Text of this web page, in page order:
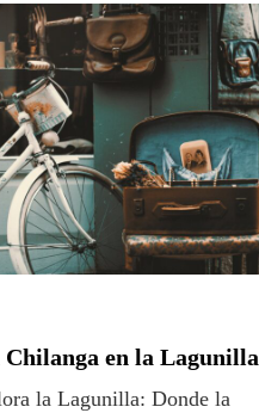
Chilanga en la Lagunilla
la Lagunilla: Donde la